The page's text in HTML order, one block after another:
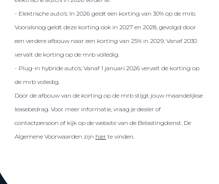
- Elektrische auto’s: In 2026 geldt een korting van 30% op de mrb.
Vooralsnog geldt deze korting ook in 2027 en 2028, gevolgd door
een verdere afbouw naar een korting van 25% in 2029. Vanaf 2030
vervalt de korting op de mrb volledig.
- Plug-in hybride auto’s: Vanaf 1 januari 2026 vervalt de korting op
de mrb volledig.
Door de afbouw van de korting op de mrb stijgt jouw maandelijkse
leasebedrag. Voor meer informatie, vraag je dealer of
contactpersoon of kijk op de website van de Belastingdienst. De
Algemene Voorwaarden zijn hier te vinden.